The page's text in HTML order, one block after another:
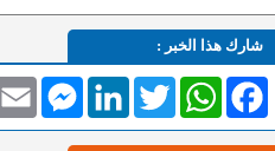
شارك هذا الخبر :
Email
MessengerLinkedInTwitterWhatsAppFacebook